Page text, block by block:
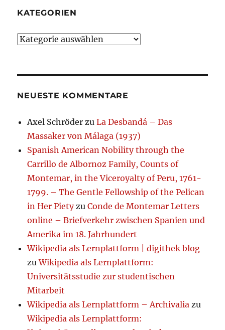
KATEGORIEN
Kategorien
NEUESTE KOMMENTARE
Axel Schröder zuLa Desbandá – Das
Massaker von Málaga (1937)
Spanish American Nobility through the
Carrillo de Albornoz Family, Counts of
Montemar, in the Viceroyalty of Peru, 1761-
1799. – The Gentle Fellowship of the Pelican
in Her PietyzuConde de Montemar Letters
online – Briefverkehr zwischen Spanien und
Amerika im 18. Jahrhundert
Wikipedia als Lernplattform | digithek blog
zuWikipedia als Lernplattform:
Universitätsstudie zur studentischen
Mitarbeit
Wikipedia als Lernplattform – Archivalia zu
Wikipedia als Lernplattform: